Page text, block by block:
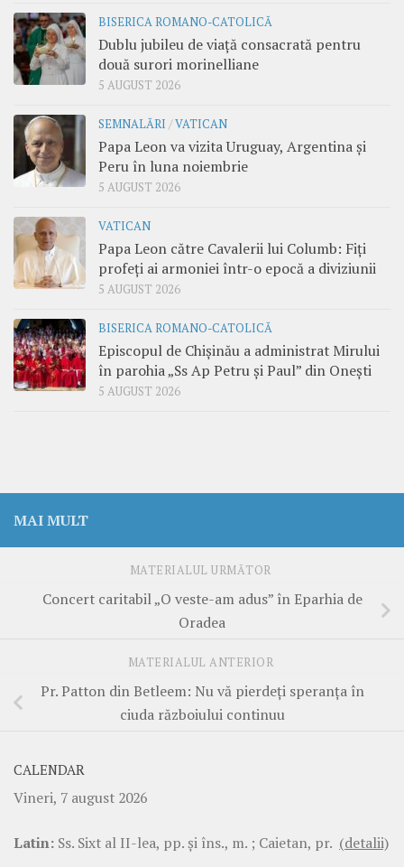
BISERICA ROMANO-CATOLICĂ
Dublu jubileu de viață consacrată pentru
două surori morinelliane
5 AUGUST 2026
SEMNALĂRI /VATICAN
Papa Leon va vizita Uruguay, Argentina și
Peru în luna noiembrie
5 AUGUST 2026
VATICAN
Papa Leon către Cavalerii lui Columb: Fiți
profeți ai armoniei într-o epocă a diviziunii
5 AUGUST 2026
BISERICA ROMANO-CATOLICĂ
Episcopul de Chișinău a administrat Mirului
în parohia „Ss Ap Petru și Paul” din Onești
5 AUGUST 2026
MAI MULT
MATERIALUL URMĂTOR
Concert caritabil „O veste-am adus” în Eparhia de
Oradea
MATERIALUL ANTERIOR
Pr. Patton din Betleem: Nu vă pierdeți speranța în
ciuda războiului continuu
CALENDAR
Vineri, 7 august 2026
Latin: Ss. Sixt al II-lea, pp. şi îns., m. ; Caietan, pr. (detalii)